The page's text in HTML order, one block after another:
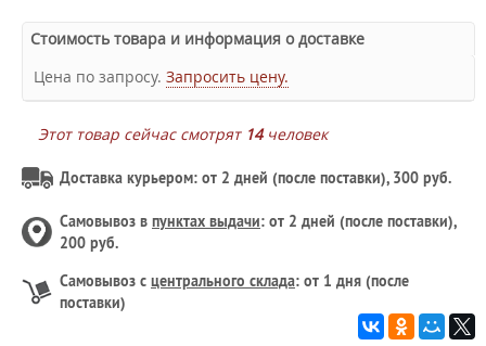
Стоимость товара и информация о доставке
Цена по запросу. Запросить цену.
Этот товар сейчас смотрят 14человек
Доставка курьером: от 2 дней (после поставки), 300 руб.
Самовывоз в пунктах выдачи: от 2 дней (после поставки),
200 руб.
Самовывоз с центрального склада: от 1 дня (после
поставки)